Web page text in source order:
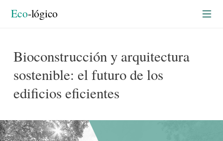
Eco-lógico
Construyendo en verde
Bioconstrucción y arquitectura
sostenible: el futuro de los
edificios eficientes